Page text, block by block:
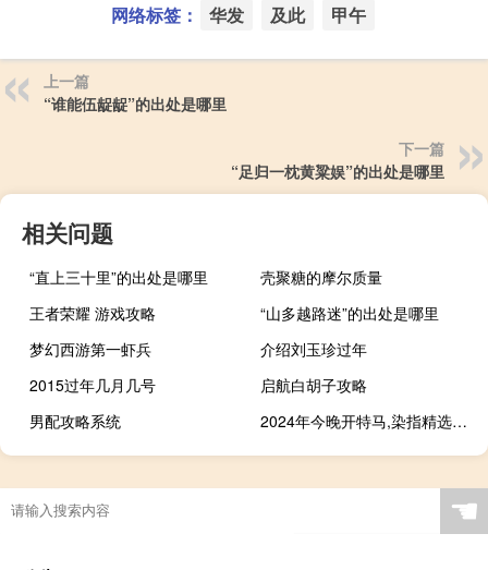
网络标签： 华发 及此 甲午
上一篇
“谁能伍龊龊”的出处是哪里
下一篇
“足归一枕黄粱娱”的出处是哪里
相关问题
“直上三十里”的出处是哪里
壳聚糖的摩尔质量
王者荣耀 游戏攻略
“山多越路迷”的出处是哪里
梦幻西游第一虾兵
介绍刘玉珍过年
2015过年几月几号
启航白胡子攻略
男配攻略系统
2024年今晚开特马,染指精选解释落实_The97.37.96
☚